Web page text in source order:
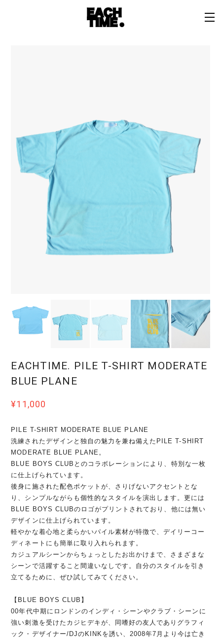
EACHTIME. PILE T-SHIRT MODERATE
BLUE PLANE
¥11,000
PILE T-SHIRT MODERATE BLUE PLANE
洗練されたデザインと独自の魅力を兼ね備えたPILE T-SHIRT
MODERATE BLUE PLANE。
BLUE BOYS CLUBとのコラボレーションにより、特別な一枚
に仕上げられています。
後身に施された配色ポケットが、さりげないアクセントとな
り、シンプルながらも個性的なスタイルを演出します。更には
BLUE BOYS CLUBのロゴがプリントされており、他には無い
デザインに仕上げられています。
軽やかな着心地と柔らかいパイル素材が特徴で、デイリーコー
ディネートにも簡単に取り入れられます。
カジュアルシーンからちょっとしたお出かけまで、さまざまな
シーンで活躍すること間違いなしです。自分のスタイルを引き
立てるために、ぜひ試してみてください。
【BLUE BOYS CLUB】
00年代中期にロンドンのインディ・シーンやクラブ・シーンに
強い刺激を受けたカジヒデキが、同嗜好の友人でありグラフィ
ック・デザイナー/DJのKINKを誘い、2008年7月より今は亡き